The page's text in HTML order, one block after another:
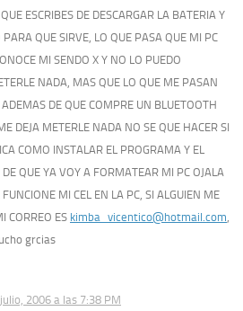
ESCRIBES DE DESCARGAR LA BATERIA Y
PARA QUE SIRVE, LO QUE PASA QUE MI PC
MI SENDO X Y NO LO PUEDO
NADA, MAS QUE LO QUE ME PASAN
DE QUE COMPRE UN BLUETOOTH
DEJA METERLE NADA NO SE QUE HACER SI
COMO INSTALAR EL PROGRAMA Y EL
QUE YA VOY A FORMATEAR MI PC OJALA
FUNCIONE MI CEL EN LA PC, SI ALGUIEN ME
CORREO ES kimba_vicentico@hotmail.com
grcias
2006 a las 7:38 PM